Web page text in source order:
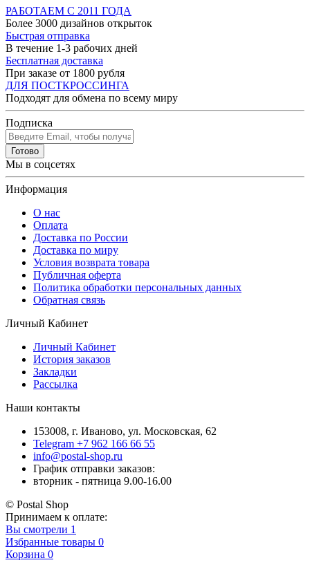
РАБОТАЕМ С 2011 ГОДА
Более 3000 дизайнов открыток
Быстрая отправка
В течение 1-3 рабочих дней
Бесплатная доставка
При заказе от 1800 рубля
ДЛЯ ПОСТКРОССИНГА
Подходят для обмена по всему миру
Подписка
Готово
Мы в соцсетях
Информация
О нас
Оплата
Доставка по России
Доставка по миру
Условия возврата товара
Публичная оферта
Политика обработки персональных данных
Обратная связь
Личный Кабинет
Личный Кабинет
История заказов
Закладки
Рассылка
Наши контакты
153008, г. Иваново, ул. Московская, 62
Telegram +7 962 166 66 55
info@postal-shop.ru
График отправки заказов:
вторник - пятница 9.00-16.00
© Postal Shop
Принимаем к оплате:
Вы смотрели 1
Избранные товары 0
Корзина 0